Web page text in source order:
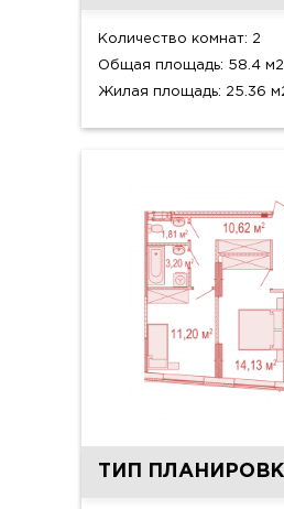
Количество комнат: 2
Общая площадь: 58.4 м2
Жилая площадь: 25.36
ТИП